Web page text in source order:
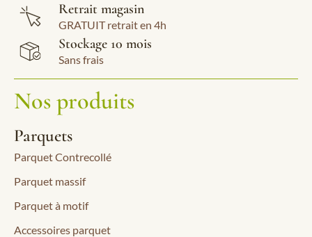
Retrait magasin
GRATUIT retrait en 4h
Stockage 10 mois
Sans frais
Nos produits
Parquets
Parquet Contrecollé
Parquet massif
Parquet à motif
Accessoires parquet